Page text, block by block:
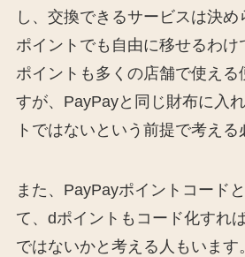
し、交換できるサービスは決
ポイントでも自由に移せるわけ
ポイントも多くの店舗で使える
すが、PayPayと同じ財布に入
トではないという前提で考える
また、PayPayポイントコード
て、dポイントもコード化すれ
ではないかと考える人もいます